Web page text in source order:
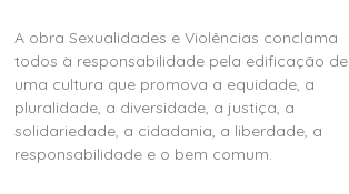
A obra Sexualidades e Violências conclama
todos à responsabilidade pela edificação de
uma cultura que promova a equidade, a
pluralidade, a diversidade, a justiça, a
solidariedade, a cidadania, a liberdade, a
responsabilidade e o bem comum.